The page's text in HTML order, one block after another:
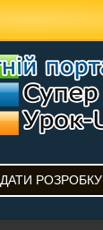
РОЗРОБКУ